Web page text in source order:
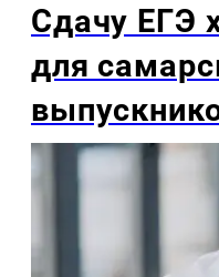
Сдачу ЕГЭ
для